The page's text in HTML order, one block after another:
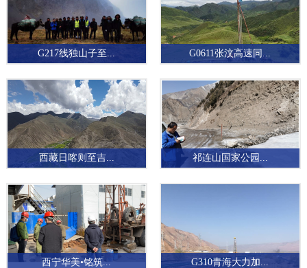
G217线独山子至... G0611张汶高速同...
西藏日喀则至吉... 祁连山国家公园...
西宁华美•铭筑... G310青海大力加...